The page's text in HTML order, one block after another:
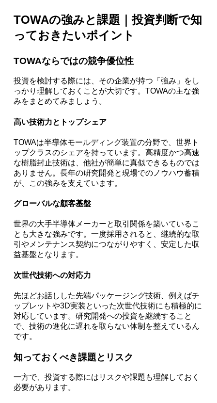
TOWAの強みと課題｜投資判断で知
っておきたいポイント
TOWAならではの競争優位性
投資を検討する際には、その企業が持つ「強み」をし
っかり理解しておくことが大切です。TOWAの主な強
みをまとめてみましょう。
高い技術力とトップシェア
TOWAは半導体モールディング装置の分野で、世界ト
ップクラスのシェアを持っています。高精度かつ高速
な樹脂封止技術は、他社が簡単に真似できるものでは
ありません。長年の研究開発と現場でのノウハウ蓄積
が、この強みを支えています。
グローバルな顧客基盤
世界の大手半導体メーカーと取引関係を築いているこ
とも大きな強みです。一度採用されると、継続的な取
引やメンテナンス契約につながりやすく、安定した収
益基盤となります。
次世代技術への対応力
先ほどお話しした先端パッケージング技術、例えばチ
ップレットや3D実装といった次世代技術にも積極的に
対応しています。研究開発への投資を継続すること
で、技術の進化に遅れを取らない体制を整えているん
です。
知っておくべき課題とリスク
一方で、投資する際にはリスクや課題も理解しておく
必要があります。